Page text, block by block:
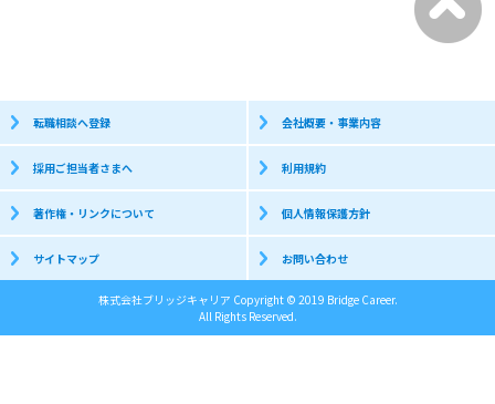
転職相談へ登録 会社概要・事業内容
採用ご担当者さまへ 利用規約
著作権・リンクについて 個人情報保護方針
サイトマップ お問い合わせ
株式会社ブリッジキャリア Copyright © 2019 Bridge Career.
All Rights Reserved.